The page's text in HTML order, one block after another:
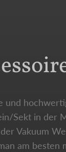
und
Sekt in der
Vakuum
am